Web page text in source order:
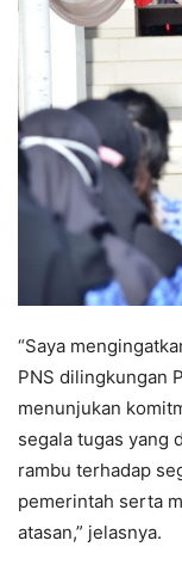
“Saya
PNS dilingkungan
menunjukan
segala tugas yang
rambu terhadap
pemerintah serta
atasan,” jelasnya.